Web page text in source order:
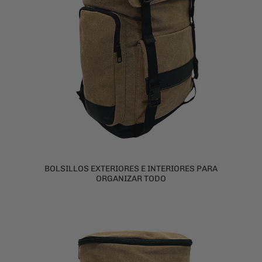
BOLSILLOS EXTERIORES E INTERIORES PARA
ORGANIZAR TODO